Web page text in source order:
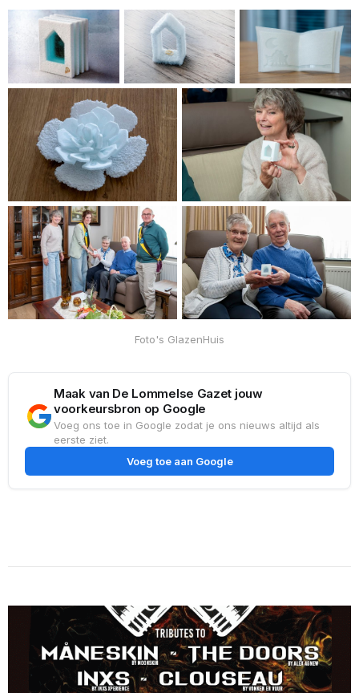
Foto's GlazenHuis
Maak van De Lommelse Gazet jouw
voorkeursbron op Google
Voeg ons toe in Google zodat je ons nieuws altijd als
eerste ziet.
Voeg toe aan Google